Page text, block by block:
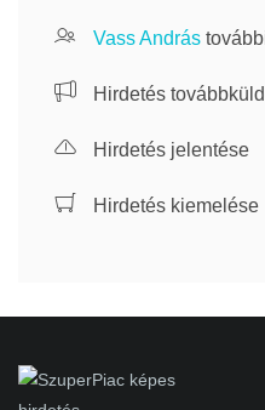
Vass András
Hirdetés
Hirdetés jelentése
Hirdetés kiemelése